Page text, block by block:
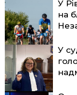
У
на
У